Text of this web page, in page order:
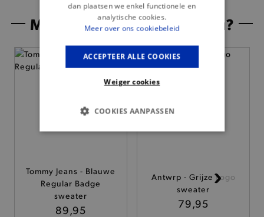
Misschien is dit iets voor jou?
Tommy Jeans - Blauwe
Regular Badge
sweater
89,95
Antwrp - Grijze Logo
sweater
79,95
dan plaatsen we enkel functionele en
analytische cookies.
Meer over ons cookiebeleid
ACCEPTEER ALLE COOKIES
Weiger cookies
COOKIES AANPASSEN
BASIS COOKIES
TARGETING